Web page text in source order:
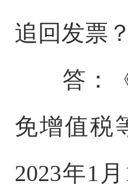
追回发票？
答：
免增值税
2023年1